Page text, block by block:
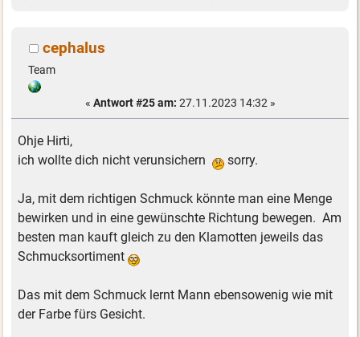
cephalus
Team
« Antwort #25 am: 27.11.2023 14:32 »
Ohje Hirti,
ich wollte dich nicht verunsichern
sorry.
Ja, mit dem richtigen Schmuck könnte man eine Menge
bewirken und in eine gewünschte Richtung bewegen. Am
besten man kauft gleich zu den Klamotten jeweils das
Schmucksortiment
Das mit dem Schmuck lernt Mann ebensowenig wie mit
der Farbe fürs Gesicht.